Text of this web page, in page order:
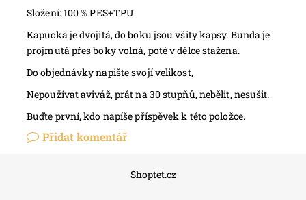
Složení: 100 % PES+TPU
Kapucka je dvojitá, do boku jsou všity kapsy. Bunda je
projmutá přes boky volná, poté v délce stažena.
Do objednávky napište svojí velikost,
Nepoužívat aviváž, prát na 30 stupňů, nebělit, nesušit.
Buďte první, kdo napíše příspěvek k této položce.
Přidat komentář
Shoptet.cz